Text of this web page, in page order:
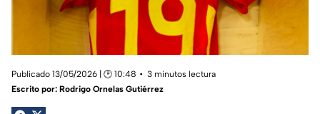
Publicado 13/05/2026 | 🕑 10:48
3 minutos lectura
Escrito por: Rodrigo Ornelas Gutiérrez